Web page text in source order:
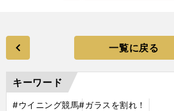
一覧に戻る
キーワード
#ウイニング競馬#ガラスを割れ！